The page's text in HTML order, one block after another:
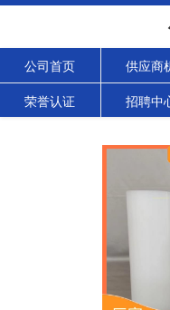
公司首页 供应商
荣誉认证 招聘中